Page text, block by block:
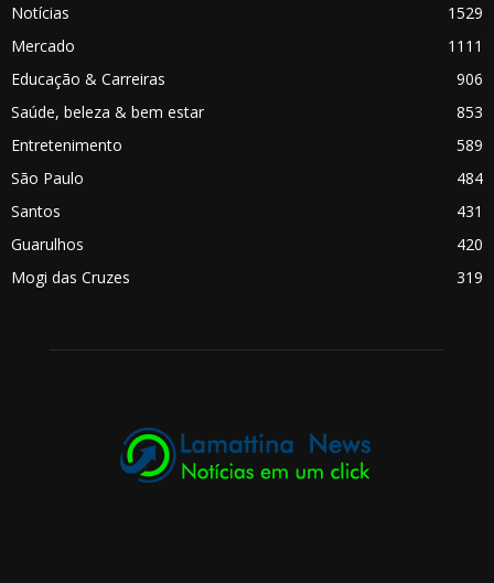
Notícias
1529
Mercado
1111
Educação & Carreiras
906
Saúde, beleza & bem estar
853
Entretenimento
589
São Paulo
484
Santos
431
Guarulhos
420
Mogi das Cruzes
319